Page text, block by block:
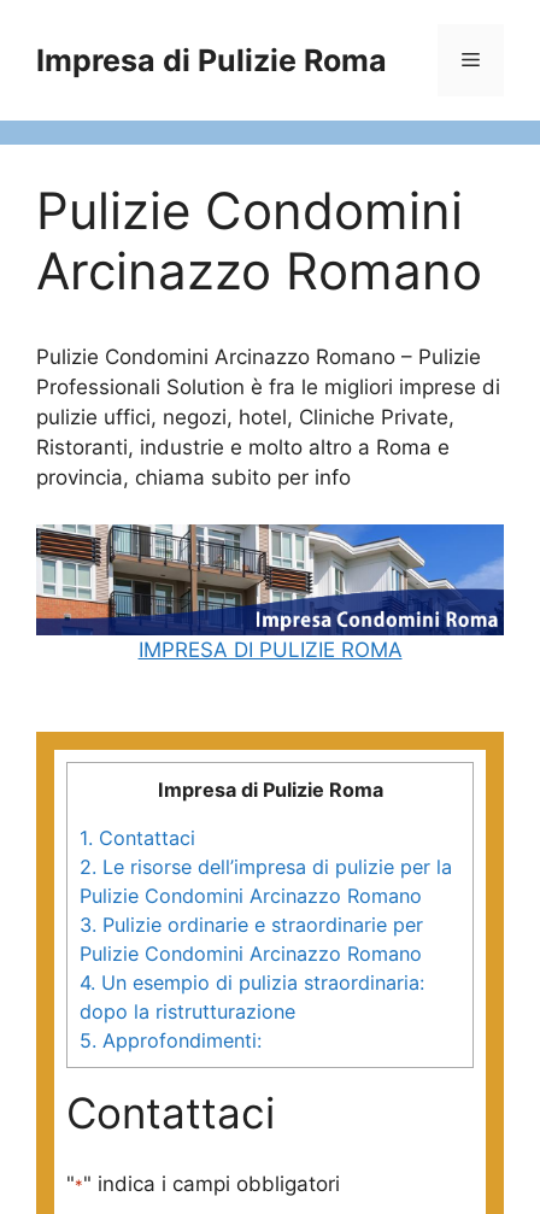
contenuto
Impresa di Pulizie Roma Menu
Pulizie Condomini
Arcinazzo Romano
Pulizie Condomini Arcinazzo Romano – Pulizie
Professionali Solution è fra le migliori imprese di
pulizie uffici, negozi, hotel, Cliniche Private,
Ristoranti, industrie e molto altro a Roma e
provincia, chiama subito per info
IMPRESA DI PULIZIE ROMA
Impresa di Pulizie Roma
1. Contattaci
2. Le risorse dell’impresa di pulizie per la
Pulizie Condomini Arcinazzo Romano
3. Pulizie ordinarie e straordinarie per
Pulizie Condomini Arcinazzo Romano
4. Un esempio di pulizia straordinaria:
dopo la ristrutturazione
5. Approfondimenti:
Contattaci
"*" indica i campi obbligatori